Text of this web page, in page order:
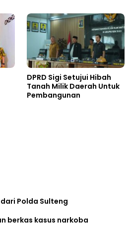
DPRD Sigi Setujui Hibah
Tanah Milik Daerah Untuk
Pembangunan
Polda Sulteng
berkas kasus narkoba